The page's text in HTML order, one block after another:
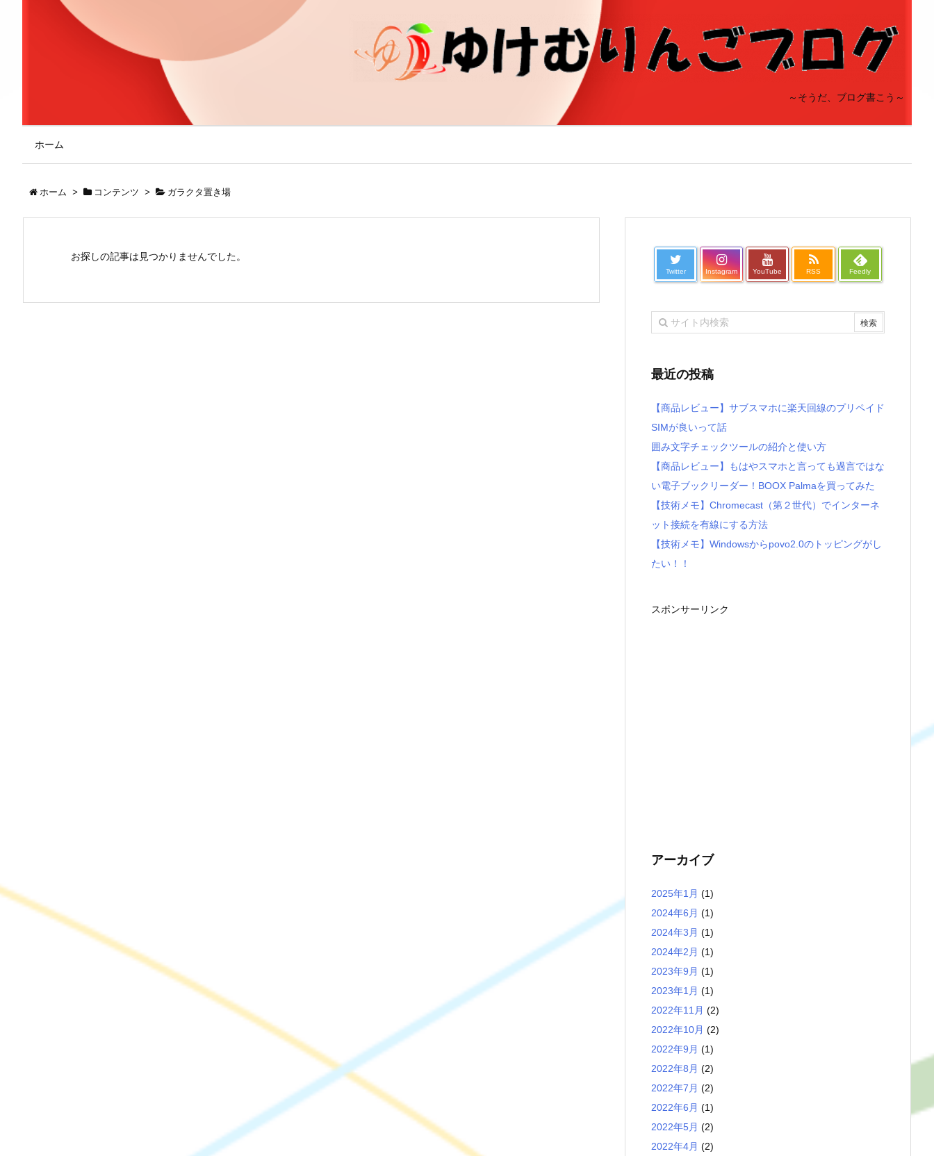
～そうだ、ブログ書こう～
ホーム
ホーム > コンテンツ > ガラクタ置き場
お探しの記事は見つかりませんでした。
Twitter Instagram YouTube RSS Feedly
最近の投稿
【商品レビュー】サブスマホに楽天回線のプリペイド
SIMが良いって話
囲み文字チェックツールの紹介と使い方
【商品レビュー】もはやスマホと言っても過言ではな
い電子ブックリーダー！BOOX Palmaを買ってみた
【技術メモ】Chromecast（第２世代）でインターネ
ット接続を有線にする方法
【技術メモ】Windowsからpovo2.0のトッピングがし
たい！！
スポンサーリンク
アーカイブ
2025年1月 (1)
2024年6月 (1)
2024年3月 (1)
2024年2月 (1)
2023年9月 (1)
2023年1月 (1)
2022年11月 (2)
2022年10月 (2)
2022年9月 (1)
2022年8月 (2)
2022年7月 (2)
2022年6月 (1)
2022年5月 (2)
2022年4月 (2)